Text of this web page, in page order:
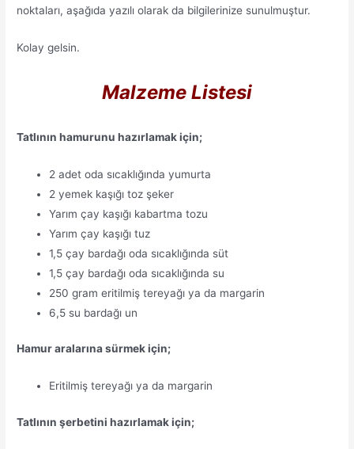
noktaları, aşağıda yazılı olarak da bilgilerinize sunulmuştur.
Kolay gelsin.
Malzeme Listesi
Tatlının hamurunu hazırlamak için;
2 adet oda sıcaklığında yumurta
2 yemek kaşığı toz şeker
Yarım çay kaşığı kabartma tozu
Yarım çay kaşığı tuz
1,5 çay bardağı oda sıcaklığında süt
1,5 çay bardağı oda sıcaklığında su
250 gram eritilmiş tereyağı ya da margarin
6,5 su bardağı un
Hamur aralarına sürmek için;
Eritilmiş tereyağı ya da margarin
Tatlının şerbetini hazırlamak için;